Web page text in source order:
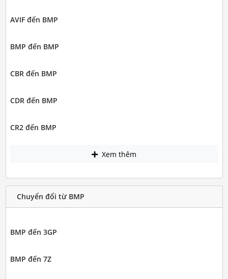
AVIF đến BMP
BMP đến BMP
CBR đến BMP
CDR đến BMP
CR2 đến BMP
Xem thêm
Chuyển đổi từ BMP
BMP đến 3GP
BMP đến 7Z